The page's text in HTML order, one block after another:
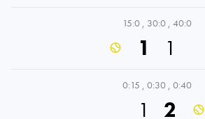
15:0 , 30:0 , 40:0
1 1
0:15 , 0:30 , 0:40
1 2